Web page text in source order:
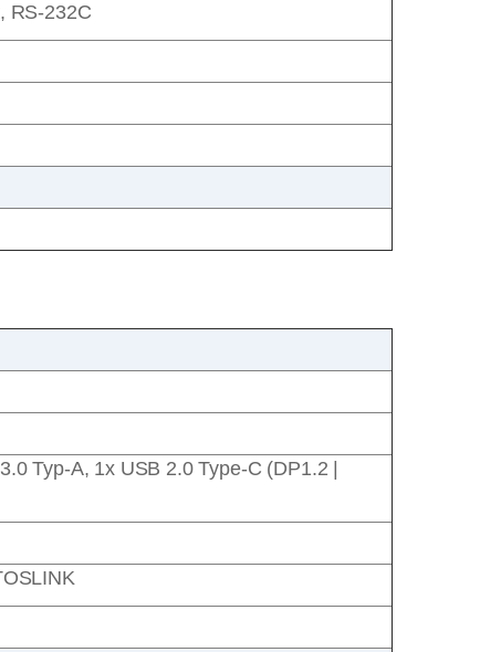
RS-232C
Typ-A, 1x USB 2.0 Type-C (DP1.2 |